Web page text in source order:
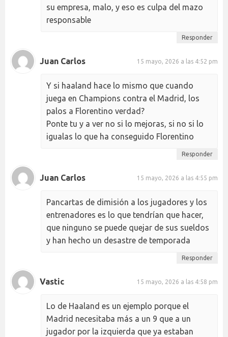
su empresa, malo, y eso es culpa del mazo
responsable
Responder
Juan Carlos 15 mayo, 2026 a las 4:52 pm
Y si haaland hace lo mismo que cuando
juega en Champions contra el Madrid, los
palos a Florentino verdad?
Ponte tu y a ver no si lo mejoras, si no si lo
igualas lo que ha conseguido Florentino
Responder
Juan Carlos 15 mayo, 2026 a las 4:55 pm
Pancartas de dimisión a los jugadores y los
entrenadores es lo que tendrían que hacer,
que ninguno se puede quejar de sus sueldos
y han hecho un desastre de temporada
Responder
Vastic 15 mayo, 2026 a las 4:58 pm
Lo de Haaland es un ejemplo porque el
Madrid necesitaba más a un 9 que a un
jugador por la izquierda que ya estaban